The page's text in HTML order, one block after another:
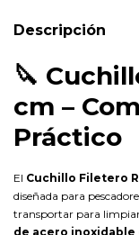
Descripción
🔪
cm –
Práctico
El Cuchillo Filetero
diseñada para
transportar para limpiar
de acero inoxidable